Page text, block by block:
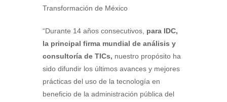
Transformación de México
“Durante 14 años consecutivos, para IDC,
la principal firma mundial de análisis y
consultoría de TICs, nuestro propósito ha
sido difundir los últimos avances y mejores
prácticas del uso de la tecnología en
beneficio de la administración pública del